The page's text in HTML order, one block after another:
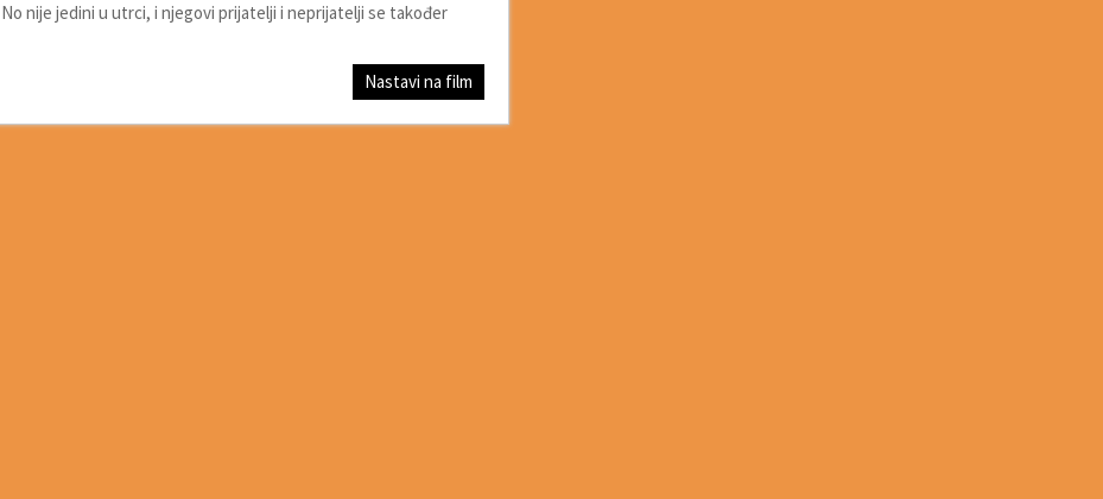
nije jedini u utrci, i njegovi prijatelji i neprijatelji se također
Nastavi na film